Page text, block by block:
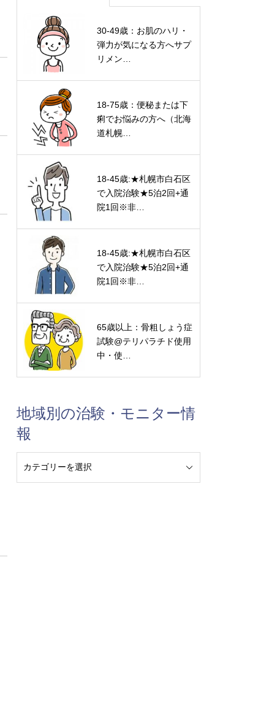
30-49歳：お肌のハリ・
弾力が気になる方へサプ
リメン…
18-75歳：便秘または下
痢でお悩みの方へ（北海
道札幌…
18-45歳:★札幌市白石区
で入院治験★5泊2回+通
院1回※非…
18-45歳:★札幌市白石区
で入院治験★5泊2回+通
院1回※非…
65歳以上：骨粗しょう症
試験@テリパラチド使用
中・使…
地域別の治験・モニター情
報